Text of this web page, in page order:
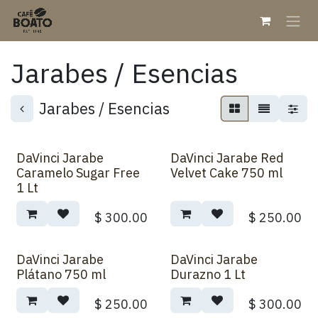
Ir al contenido
Jarabes / Esencias
Jarabes / Esencias
DaVinci Jarabe
Caramelo Sugar Free
1 Lt
$ 300.00
DaVinci Jarabe Red
Velvet Cake 750 ml
$ 250.00
DaVinci Jarabe
Plátano 750 ml
$ 250.00
DaVinci Jarabe
Durazno 1 Lt
$ 300.00